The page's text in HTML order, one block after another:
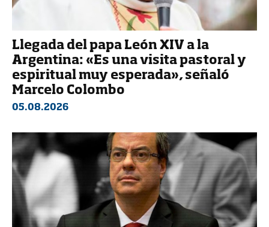
Llegada del papa León XIV a la
Argentina: «Es una visita pastoral y
espiritual muy esperada», señaló
Marcelo Colombo
05.08.2026